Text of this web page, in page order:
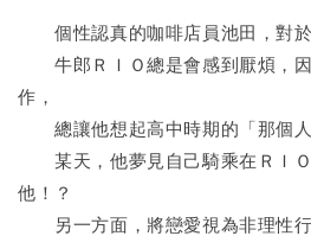
個性認真的咖啡店員池田，對於
牛郎ＲＩＯ總是會感到厭煩，因
作，
總讓他想起高中時期的「那個
某天，他夢見自己騎乘在ＲＩＯ
他！？
另一方面，將戀愛視為非理性行